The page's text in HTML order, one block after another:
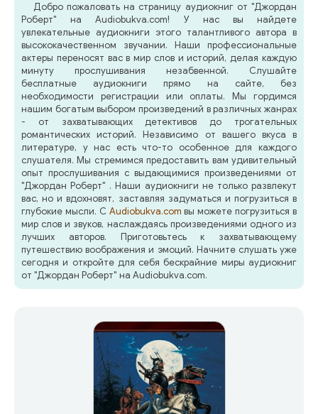
Добро пожаловать на страницу аудиокниг от "Джордан
Роберт" на Audiobukva.com! У нас вы найдете
увлекательные аудиокниги этого талантливого автора в
высококачественном звучании. Наши профессиональные
актеры переносят вас в мир слов и историй, делая каждую
минуту прослушивания незабвенной. Слушайте
бесплатные аудиокниги прямо на сайте, без
необходимости регистрации или оплаты. Мы гордимся
нашим богатым выбором произведений в различных жанрах
- от захватывающих детективов до трогательных
романтических историй. Независимо от вашего вкуса в
литературе, у нас есть что-то особенное для каждого
слушателя. Мы стремимся предоставить вам удивительный
опыт прослушивания с выдающимися произведениями от
"Джордан Роберт" . Наши аудиокниги не только развлекут
вас, но и вдохновят, заставляя задуматься и погрузиться в
глубокие мысли. С Audiobukva.com вы можете погрузиться в
мир слов и звуков, наслаждаясь произведениями одного из
лучших авторов. Приготовьтесь к захватывающему
путешествию воображения и эмоций. Начните слушать уже
сегодня и откройте для себя бескрайние миры аудиокниг
от "Джордан Роберт" на Audiobukva.com.